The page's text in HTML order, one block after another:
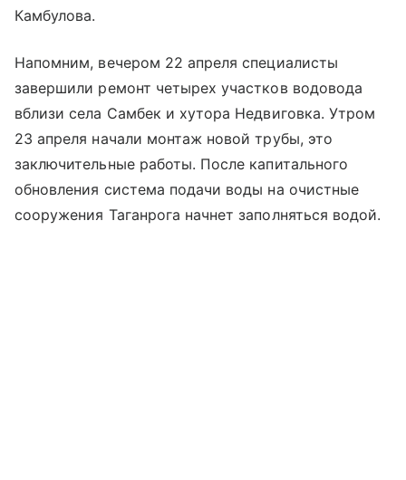
Камбулова.
Напомним, вечером 22 апреля специалисты
завершили ремонт четырех участков водовода
вблизи села Самбек и хутора Недвиговка. Утром
23 апреля начали монтаж новой трубы, это
заключительные работы. После капитального
обновления система подачи воды на очистные
сооружения Таганрога начнет заполняться водой.